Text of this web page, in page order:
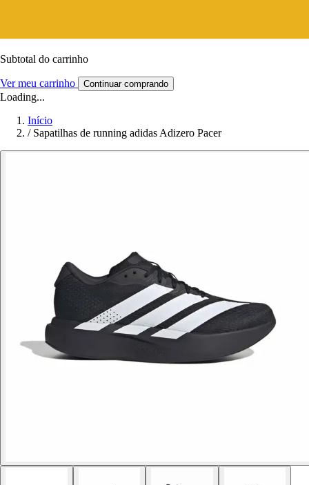
Subtotal do carrinho
Ver meu carrinho Continuar comprando
Loading...
Início
/ Sapatilhas de running adidas Adizero Pacer